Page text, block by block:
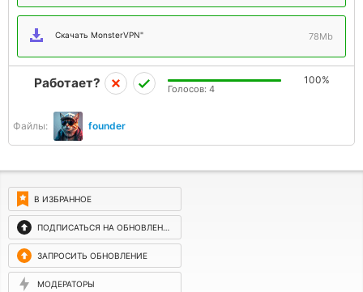
Скачать MonsterVPN" 78Mb
Файлы: founder
Работает? 100%
Голосов: 4
В ИЗБРАННОЕ
ПОДПИСАТЬСЯ НА ОБНОВЛЕНИЯ
ЗАПРОСИТЬ ОБНОВЛЕНИЕ
МОДЕРАТОРЫ